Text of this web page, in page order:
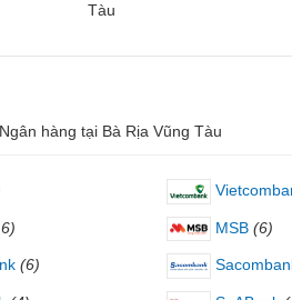
Tàu
hàng tại Bà Rịa Vũng Tàu
MSB (6)
(6)